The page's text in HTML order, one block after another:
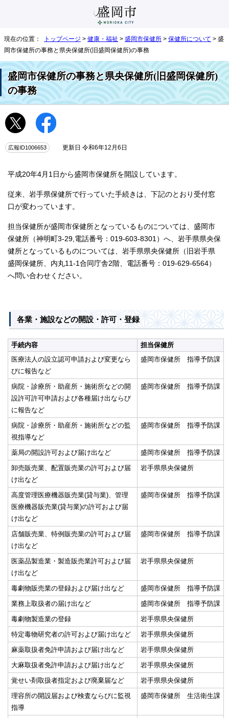
現在の位置： トップページ > 健康・福祉 > 盛岡市保健所 > 保健所について > 盛
岡市保健所の事務と県央保健所(旧盛岡保健所)の事務
盛岡市保健所の事務と県央保健所(旧盛岡保健所)
の事務
広報ID1006653 更新日 令和6年12月6日
平成20年4月1日から盛岡市保健所を開設しています。
従来、岩手県保健所で行っていた手続きは、下記のとおり受付窓
口が変わっています。
担当保健所が盛岡市保健所となっているものについては、盛岡市
保健所（神明町3-29,電話番号：019-603-8301）へ、岩手県県央保
健所となっているものについては、岩手県県央保健所（旧岩手県
盛岡保健所、内丸11-1合同庁舎2階、電話番号：019-629-6564）
へ問い合わせください。
各業・施設などの開設・許可・登録
手続内容
担当保健所
医療法人の設立認可申請および変更なら
びに報告など
盛岡市保健所 指導予防課
病院・診療所・助産所・施術所などの開
設許可許可申請および各種届け出ならび
に報告など
盛岡市保健所 指導予防課
病院・診療所・助産所・施術所などの監
視指導など
盛岡市保健所 指導予防課
薬局の開設許可および届け出など
盛岡市保健所 指導予防課
卸売販売業、配置販売業の許可および届
け出など
岩手県県央保健所
高度管理医療機器販売業(貸与業)、管理
医療機器販売業(貸与業)の許可および届
け出など
盛岡市保健所 指導予防課
店舗販売業、特例販売業の許可および届
け出など
盛岡市保健所 指導予防課
医薬品製造業・製造販売業許可および届
け出など
岩手県県央保健所
毒劇物販売業の登録および届け出など
盛岡市保健所 指導予防課
業務上取扱者の届け出など
盛岡市保健所 指導予防課
毒劇物製造業の登録
岩手県県央保健所
特定毒物研究者の許可および届け出など
岩手県県央保健所
麻薬取扱者免許申請および届け出など
岩手県県央保健所
大麻取扱者免許申請および届け出など
岩手県県央保健所
覚せい剤取扱者指定および廃棄届など
岩手県県央保健所
理容所の開設届および検査ならびに監視
指導
盛岡市保健所 生活衛生課